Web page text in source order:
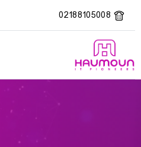
02188105008